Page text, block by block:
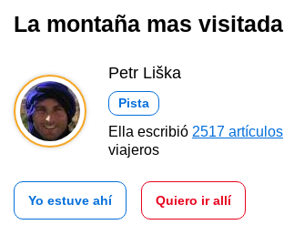
La montaña mas visitada
Petr Liška
Pista
Ella escribió 2517 artículos
viajeros
Yo estuve ahí Quiero ir allí